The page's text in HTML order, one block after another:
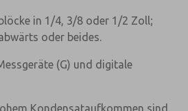
in 1/4, 3/8 oder 1/2 Zoll;
oder beides.
(G) und digitale
Kondensataufkommen sind